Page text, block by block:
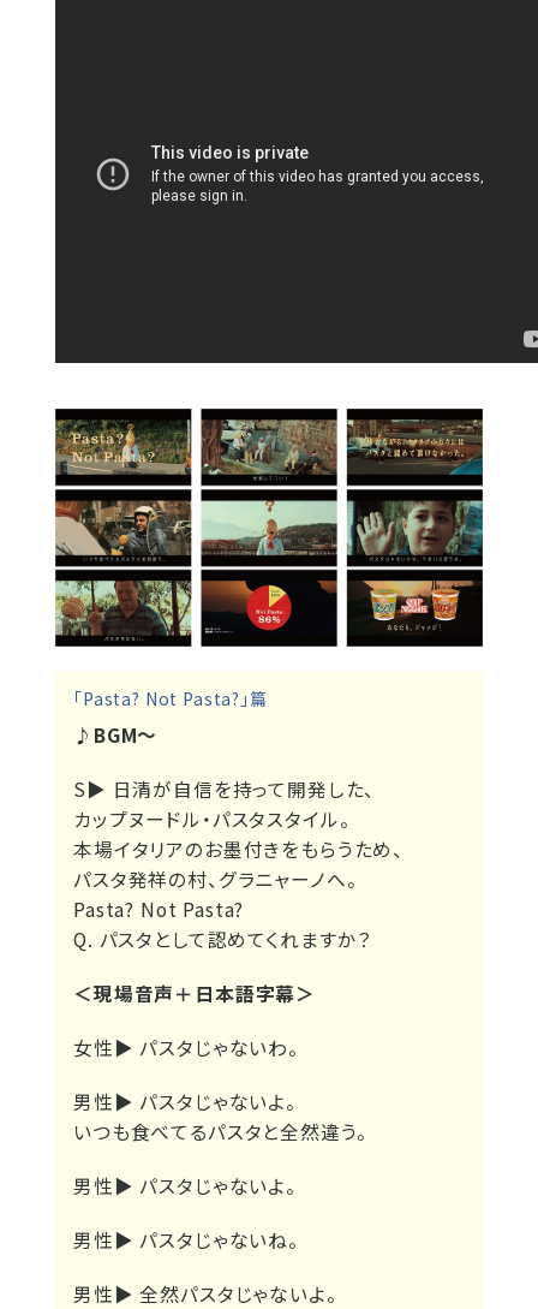
「Pasta? Not Pasta?」篇
♪BGM～
S▶ 日清が自信を持って開発した、
カップヌードル・パスタスタイル。
本場イタリアのお墨付きをもらうため、
パスタ発祥の村、グラニャーノへ。
Pasta? Not Pasta?
Q. パスタとして認めてくれますか？
＜現場音声＋日本語字幕＞
女性▶ パスタじゃないわ。
男性▶ パスタじゃないよ。
いつも食べてるパスタと全然違う。
男性▶ パスタじゃないよ。
男性▶ パスタじゃないね。
男性▶全然パスタじゃないよ。